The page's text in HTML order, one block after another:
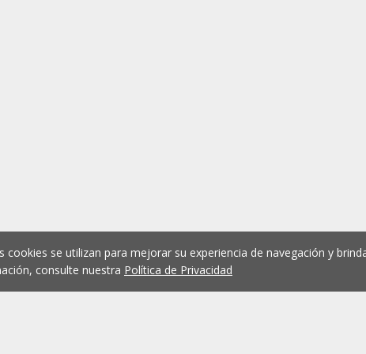
se utilizan para mejorar su experiencia de navegación y
consulte nuestra Política de Privacidad